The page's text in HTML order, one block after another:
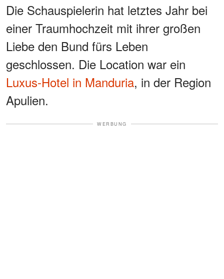
Die Schauspielerin hat letztes Jahr bei
einer Traumhochzeit mit ihrer großen
Liebe den Bund fürs Leben
geschlossen. Die Location war ein
Luxus-Hotel in Manduria, in der Region
Apulien.
WERBUNG